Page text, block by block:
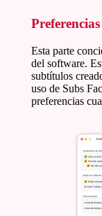
Esta parte
del software.
subtítulos
uso de Subs
preferencias